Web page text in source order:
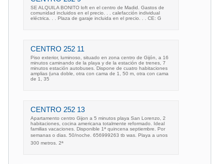
SE ALQUILA BONITO loft en el centro de Madid. Gastos de
comunidad incluidos en el precio. . . calefacción individual
eléctrica. . . Plaza de garaje incluida en el precio. . . CE: G
CENTRO 252 11
Piso exterior, luminoso, situado en zona centro de Gijón, a 16
minutos caminando de la playa y de la estación de trenes, 7
minutos estación autobuses. Dispone de cuatro habitaciones
amplias (una doble, otra con cama de 1, 50 m, otra con cama
de 1, 35
CENTRO 252 13
Apartamento centro Gijon a 5 minutos playa San Lorenzo, 2
habitaciones, cocina americana totalmente reformado. Ideal
familias vacaciones. Disponible 1ª quincena septiembre. Por
semanas o dias. 50/noche. 656999263 tb was. Playa a unos
300 metros. 2ª